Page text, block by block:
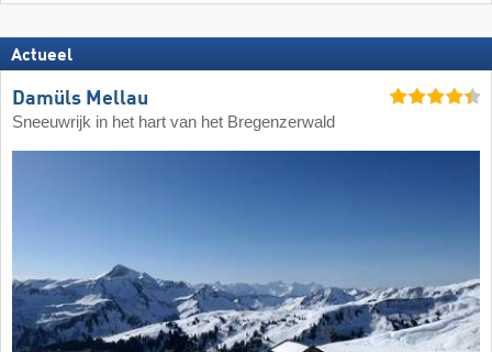
Actueel
Damüls Mellau
Sneeuwrijk in het hart van het Bregenzerwald